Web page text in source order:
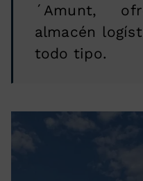
´Amunt,
almacén
todo tipo.